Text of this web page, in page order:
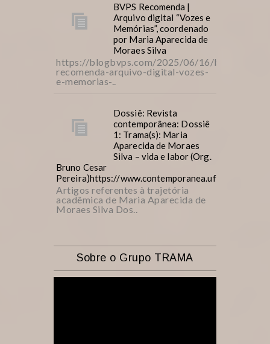
BVPS Recomenda |
Arquivo digital “Vozes e
Memórias”, coordenado
por Maria Aparecida de
Moraes Silva
https://blogbvps.com/2025/06/16/bvps-
recomenda-arquivo-digital-vozes-
e-memorias-..
Dossiê: Revista
contemporânea: Dossiê
1: Trama(s): Maria
Aparecida de Moraes
Silva – vida e labor (Org.
Bruno Cesar
Pereira)https://www.contemporanea.ufscar.br/
Artigos referentes à trajetória
acadêmica de Maria Aparecida de
Moraes Silva Dos..
Sobre o Grupo TRAMA